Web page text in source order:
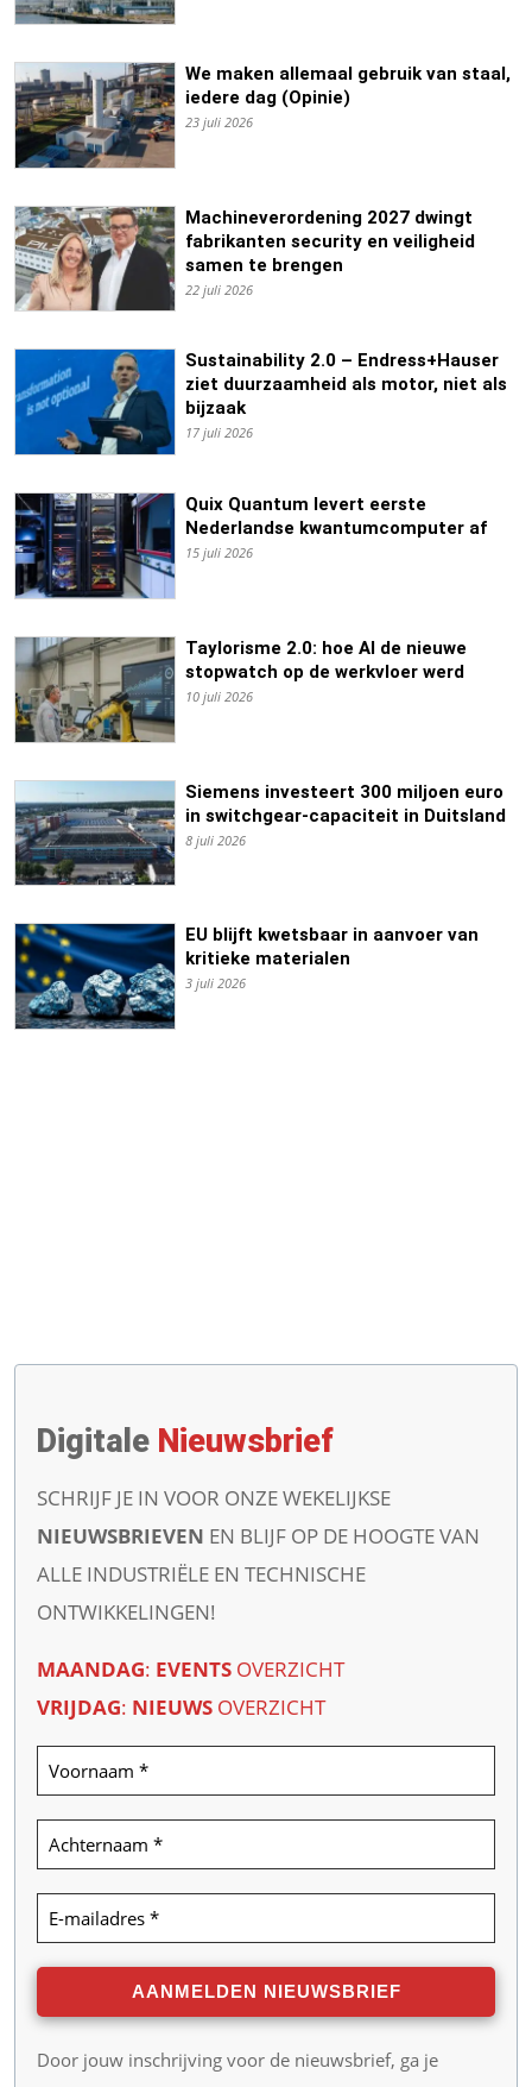
We maken allemaal gebruik van staal,
iedere dag (Opinie)
23 juli 2026
Machineverordening 2027 dwingt
fabrikanten security en veiligheid
samen te brengen
22 juli 2026
Sustainability 2.0 – Endress+Hauser
ziet duurzaamheid als motor, niet als
bijzaak
17 juli 2026
Quix Quantum levert eerste
Nederlandse kwantumcomputer af
15 juli 2026
Taylorisme 2.0: hoe AI de nieuwe
stopwatch op de werkvloer werd
10 juli 2026
Siemens investeert 300 miljoen euro
in switchgear-capaciteit in Duitsland
8 juli 2026
EU blijft kwetsbaar in aanvoer van
kritieke materialen
3 juli 2026
Digitale Nieuwsbrief
SCHRIJF JE IN VOOR ONZE WEKELIJKSE
NIEUWSBRIEVEN EN BLIJF OP DE HOOGTE VAN
ALLE INDUSTRIËLE EN TECHNISCHE
ONTWIKKELINGEN!
MAANDAG: EVENTS OVERZICHT
VRIJDAG: NIEUWS OVERZICHT
Door jouw inschrijving voor de nieuwsbrief, ga je